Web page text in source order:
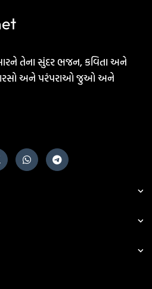
તેના સુંદર ભજન, કવિતા અને
વારસો અને પરંપરાઓ જુઓ અને